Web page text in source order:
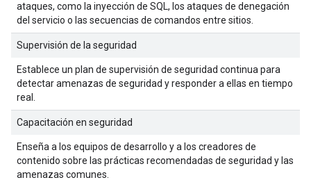
ataques, como la inyección de SQL, los ataques de denegación
del servicio o las secuencias de comandos entre sitios.
Supervisión de la seguridad
Establece un plan de supervisión de seguridad continua para
detectar amenazas de seguridad y responder a ellas en tiempo
real.
Capacitación en seguridad
Enseña a los equipos de desarrollo y a los creadores de
contenido sobre las prácticas recomendadas de seguridad y las
amenazas comunes.